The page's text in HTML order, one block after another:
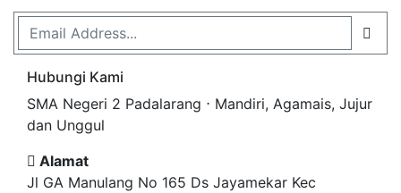
Hubungi Kami
SMA Negeri 2 Padalarang ⋅ Mandiri, Agamais, Jujur
dan Unggul
Alamat
Jl GA Manulang No 165 Ds Jayamekar Kec